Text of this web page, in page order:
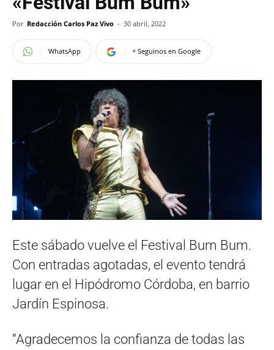
Por Redacción Carlos Paz Vivo - 30 abril, 2022
WhatsApp + Seguinos en Google
Este sábado vuelve el Festival Bum Bum.
Con entradas agotadas, el evento tendrá
lugar en el Hipódromo Córdoba, en barrio
Jardín Espinosa.
“Agradecemos la confianza de todas las